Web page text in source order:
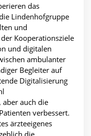
das
Lindenhofgruppe
und
Kooperationsziele
und digitalen
ambulanter
Begleiter auf
Digitalisierung
aber auch die
verbessert.
ärzteeigenes
die